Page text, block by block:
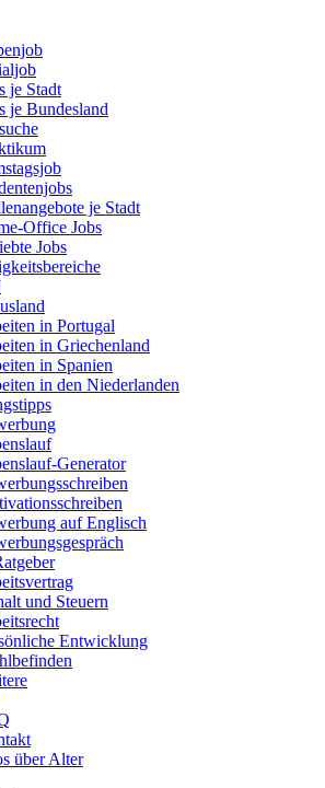
je Stadt
je Bundesland
je Stadt
Office Jobs
Jobs
in Portugal
in Griechenland
in Spanien
in den Niederlanden
Generator
auf Englisch
und Steuern
Entwicklung
über Alter